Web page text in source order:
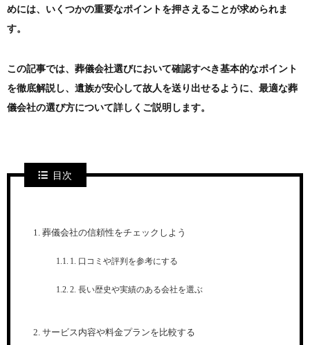
めには、いくつかの重要なポイントを押さえることが求められま
す。
この記事では、葬儀会社選びにおいて確認すべき基本的なポイント
を徹底解説し、遺族が安心して故人を送り出せるように、最適な葬
儀会社の選び方について詳しくご説明します。
目次
葬儀会社の信頼性をチェックしよう
1. 口コミや評判を参考にする
2. 長い歴史や実績のある会社を選ぶ
サービス内容や料金プランを比較する